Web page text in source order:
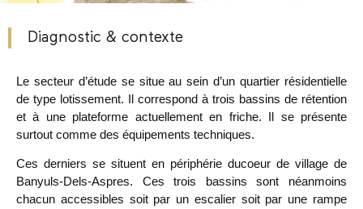
Diagnostic & contexte
Le secteur d’étude se situe au sein d’un quartier résidentielle
de type lotissement. Il correspond à trois bassins de rétention
et à une plateforme actuellement en friche. Il se présente
surtout comme des équipements techniques.
Ces derniers se situent en périphérie ducoeur de village de
Banyuls-Dels-Aspres. Ces trois bassins sont néanmoins
chacun accessibles soit par un escalier soit par une rampe